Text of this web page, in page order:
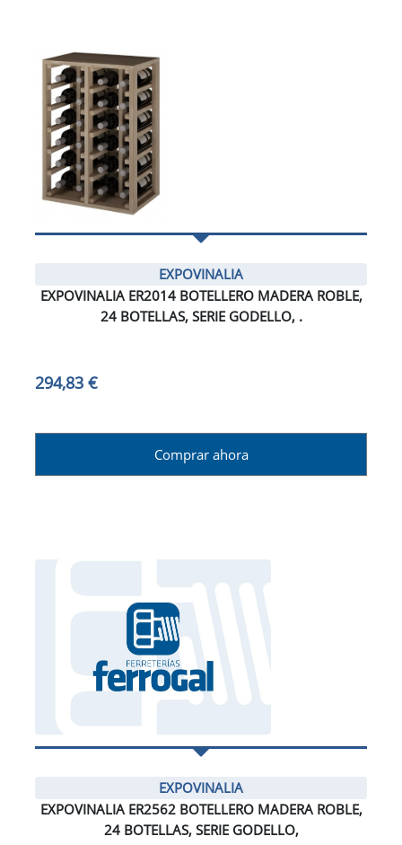
EXPOVINALIA
EXPOVINALIA ER2014 BOTELLERO MADERA ROBLE,
24 BOTELLAS, SERIE GODELLO, .
294,83 €
Comprar ahora
EXPOVINALIA
EXPOVINALIA ER2562 BOTELLERO MADERA ROBLE,
24 BOTELLAS, SERIE GODELLO,